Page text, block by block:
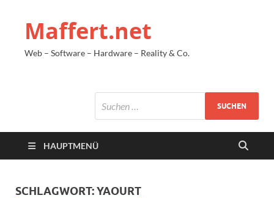
Maffert.net
Web – Software – Hardware – Reality & Co.
HAUPTMENÜ
SCHLAGWORT:YAOURT